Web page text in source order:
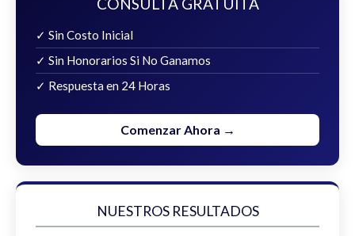
✓ Sin Costo Inicial
✓ Sin Honorarios Si No Ganamos
✓ Respuesta en 24 Horas
Comenzar Ahora →
NUESTROS RESULTADOS